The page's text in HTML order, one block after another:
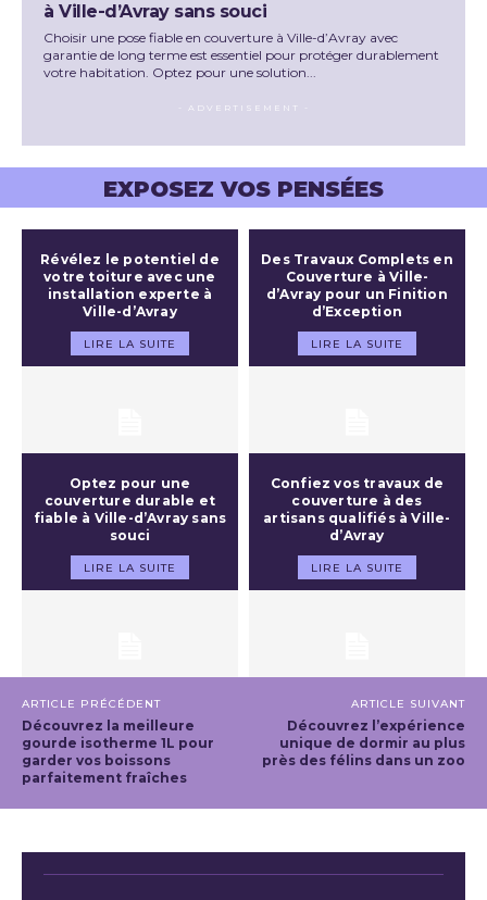
à Ville-d’Avray sans souci
Choisir une pose fiable en couverture à Ville-d’Avray avec
garantie de long terme est essentiel pour protéger durablement
votre habitation. Optez pour une solution...
- ADVERTISEMENT -
EXPOSEZ VOS PENSÉES
Révélez le potentiel de
votre toiture avec une
installation experte à
Ville-d’Avray
LIRE LA SUITE
Des Travaux Complets en
Couverture à Ville-
d’Avray pour un Finition
d’Exception
LIRE LA SUITE
Optez pour une
couverture durable et
fiable à Ville-d’Avray sans
souci
LIRE LA SUITE
Confiez vos travaux de
couverture à des
artisans qualifiés à Ville-
d’Avray
LIRE LA SUITE
ARTICLE PRÉCÉDENT
Découvrez la meilleure
gourde isotherme 1L pour
garder vos boissons
parfaitement fraîches
ARTICLE SUIVANT
Découvrez l’expérience
unique de dormir au plus
près des félins dans un zoo